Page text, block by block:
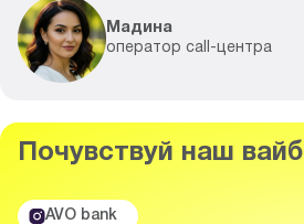
Мадина
оператор call-центра
Почувствуй наш вайб
AVO bank